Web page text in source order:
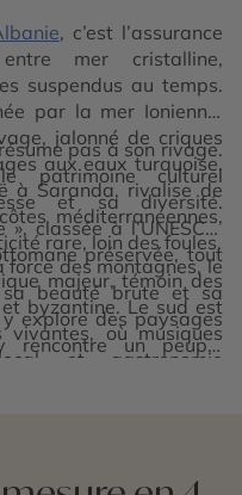
, c’est l’assurance
mer cristalline,
suspendus au temps.
par la mer Ionienne,
jalonné de criques
aux eaux turquoise.
à Saranda, rivalise de
méditerranéennes,
rare, loin des foules.
pas à son rivage.
patrimoine culturel
et sa diversité.
classée à l’UNESCO,
préservée, tout
majeur, témoin des
byzantine. Le sud est
où musiques
et gastronomie
des montagnes, le
beauté brute et sa
explore des paysages
rencontre un peuple
instant comme une